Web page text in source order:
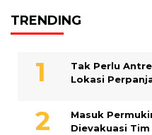
TRENDING
Tak Perlu
Lokasi
Masuk
Dievakuasi